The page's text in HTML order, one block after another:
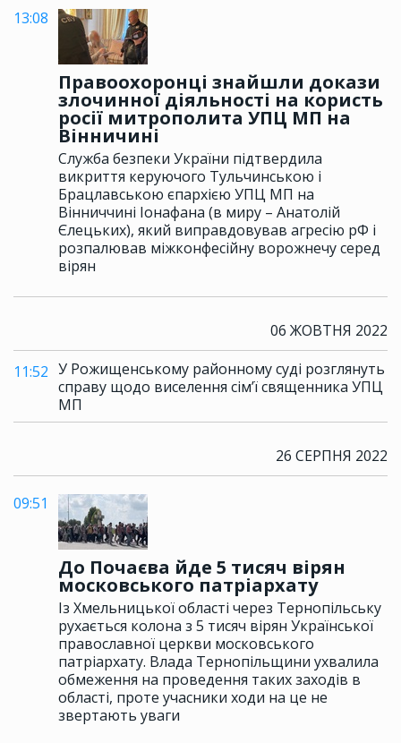
13:08
Правоохоронці знайшли докази
злочинної діяльності на користь
росії митрополита УПЦ МП на
Вінничині
Служба безпеки України підтвердила
викриття керуючого Тульчинською і
Брацлавською єпархією УПЦ МП на
Вінниччині Іонафана (в миру – Анатолій
Єлецьких), який виправдовував агресію рФ і
розпалював міжконфесійну ворожнечу серед
вірян
06 ЖОВТНЯ 2022
11:52 У Рожищенському районному суді розглянуть
справу щодо виселення сім’ї священника УПЦ
МП
26 СЕРПНЯ 2022
09:51
До Почаєва йде 5 тисяч вірян
московського патріархату
Із Хмельницької області через Тернопільську
рухається колона з 5 тисяч вірян Української
православної церкви московського
патріархату. Влада Тернопільщини ухвалила
обмеження на проведення таких заходів в
області, проте учасники ходи на це не
звертають уваги